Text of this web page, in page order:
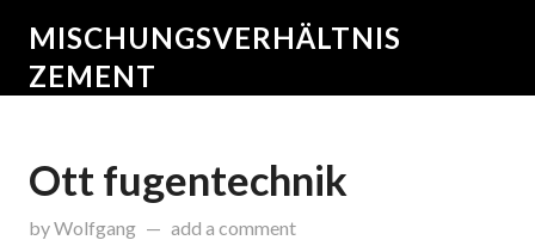
MISCHUNGSVERHÄLTNIS
ZEMENT
Ott fugentechnik
byWolfgang onJanuar 30, 2017
add a comment